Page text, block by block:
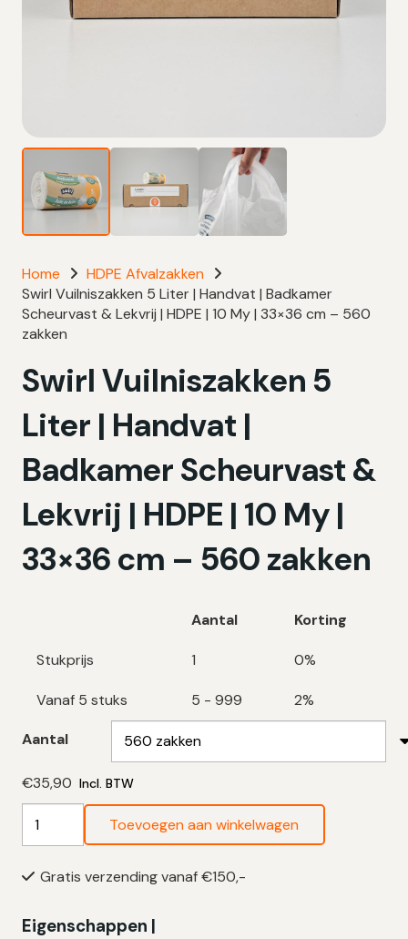
Home
HDPE Afvalzakken
Swirl Vuilniszakken 5 Liter | Handvat | Badkamer
Scheurvast & Lekvrij | HDPE | 10 My | 33×36 cm – 560
zakken
Swirl Vuilniszakken 5
Liter | Handvat |
Badkamer Scheurvast &
Lekvrij | HDPE | 10 My |
33×36 cm – 560 zakken
Aantal Korting
Stukprijs 1 0%
Vanaf 5 stuks 5 - 999 2%
Aantal
€35,90 Incl. BTW
Liter
Handvat
Toevoegen aan winkelwagen
Gratis verzending vanaf €150,-
Eigenschappen |